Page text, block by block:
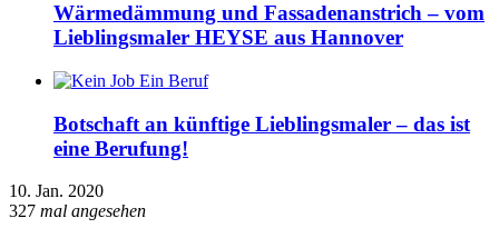
Wärmedämmung und Fassadenanstrich – vom
Lieblingsmaler HEYSE aus Hannover
Botschaft an künftige Lieblingsmaler – das ist
eine Berufung!
10. Jan. 2020
327 mal angesehen